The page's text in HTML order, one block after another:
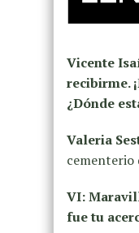
Vicente
recibirme.
¿Dónde
Valeria
cementerio
VI:
fue tu